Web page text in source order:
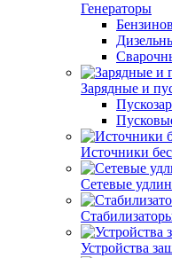
Генераторы
Зарядные и
Источники
Сетевые
Устройства